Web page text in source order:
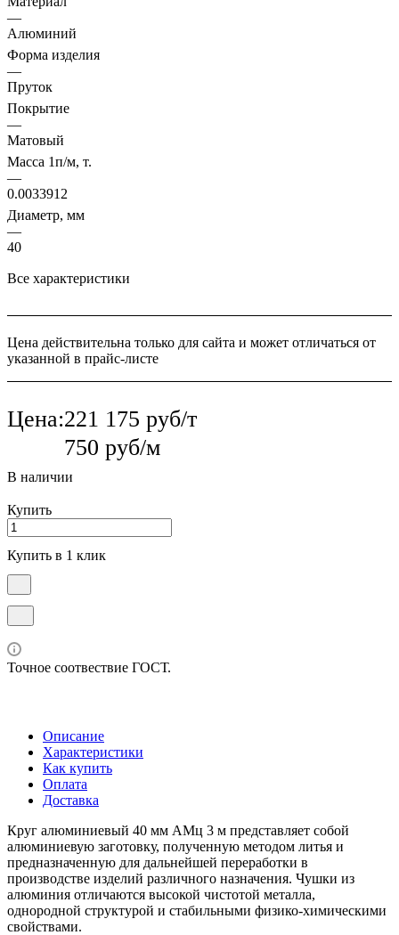
—
Алюминий
Форма изделия
—
Пруток
Покрытие
—
Матовый
Масса 1п/м, т.
—
0.0033912
Диаметр, мм
—
40
Все характеристики
Цена действительна только для сайта и может отличаться от
указанной в прайс-листе
Цена:221 175 руб/т
750 руб/м
В наличии
Купить
Купить в 1 клик
Точное соотвествие ГОСТ.
Описание
Характеристики
Как купить
Оплата
Доставка
Круг алюминиевый 40 мм АМц 3 м представляет собой
алюминиевую заготовку, полученную методом литья и
предназначенную для дальнейшей переработки в
производстве изделий различного назначения. Чушки из
алюминия отличаются высокой чистотой металла,
однородной структурой и стабильными физико-химическими
свойствами.